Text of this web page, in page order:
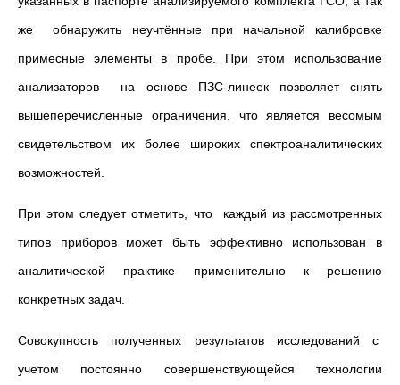
же обнаружить неучтённые при начальной калибровке
примесные элементы в пробе. При этом использование
анализаторов на основе ПЗС-линеек позволяет снять
вышеперечисленные ограничения, что является весомым
свидетельством их более широких спектроаналитических
возможностей.
При этом следует отметить, что каждый из рассмотренных
типов приборов может быть эффективно использован в
аналитической практике применительно к решению
конкретных задач.
Совокупность полученных результатов исследований с
учетом постоянно совершенствующейся технологии